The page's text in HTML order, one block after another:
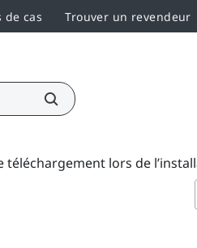
de cas Trouver un revendeur
lors de